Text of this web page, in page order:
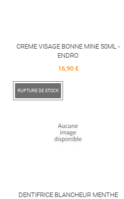
CREME VISAGE BONNE MINE 50ML -
ENDRO
Price
16,90 €
RUPTURE DE STOCK
DENTIFRICE BLANCHEUR MENTHE